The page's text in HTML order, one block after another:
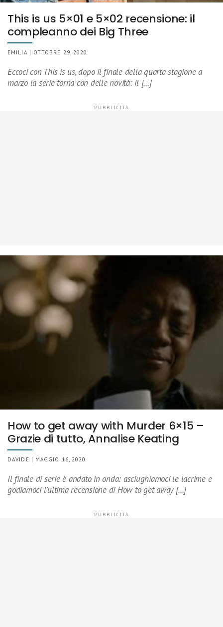
This is us 5×01 e 5×02 recensione: il
compleanno dei Big Three
EMILIA | OTTOBRE 29, 2020
Eccoci con This is us, dopo il finale della quarta stagione a
marzo la serie torna con delle novità: il […]
How to get away with Murder 6×15 –
Grazie di tutto, Annalise Keating
DAVIDE | MAGGIO 16, 2020
Il finale di serie è andato in onda: asciughiamoci le lacrime e
godiamoci l’ultima recensione di How to get away […]